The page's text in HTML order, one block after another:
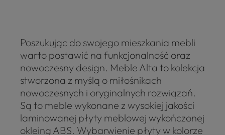
Poszukując do swojego mieszkania mebli
warto postawić na funkcjonalność oraz
nowoczesny design. Meble Alta to kolekcja
stworzona z myślą o miłośnikach
nowoczesnych i oryginalnych rozwiązań.
Są to meble wykonane z wysokiej jakości
laminowanej płyty meblowej wykończonej
okleiną ABS. Wybarwienie płyty w kolorze